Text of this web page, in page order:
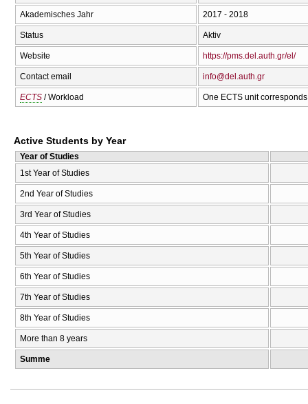
Akademisches Jahr 2017 - 2018
Status Aktiv
Website https://pms.del.auth.gr/el/
Contact email info@del.auth.gr
ECTS / Workload One ECTS unit
Active Students by Year
Year of Studies
Summe
1st Year of Studies
2nd Year of Studies
3rd Year of Studies
4th Year of Studies
5th Year of Studies
6th Year of Studies
7th Year of Studies
8th Year of Studies
More than 8 years